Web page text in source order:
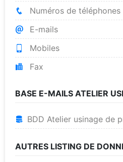
Numéros de téléphones
E-mails
Mobiles
Fax
BASE E-MAILS ATELIER
BDD Atelier usinage de
AUTRES LISTING DE